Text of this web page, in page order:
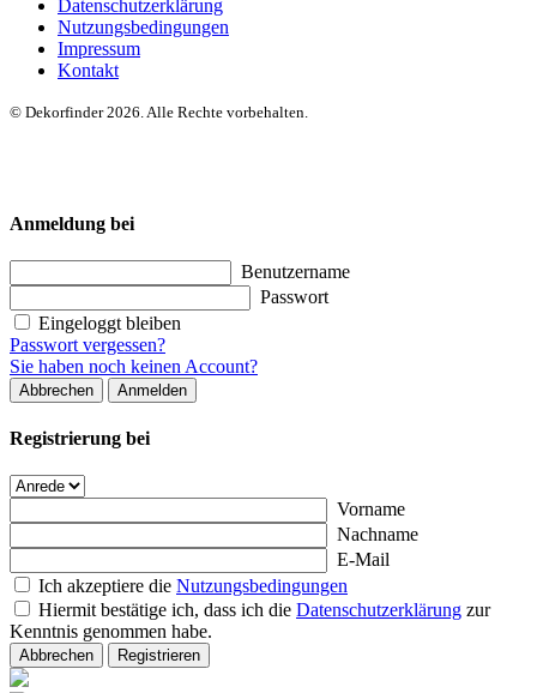
Datenschutzerklärung
Nutzungsbedingungen
Impressum
Kontakt
© Dekorfinder 2026. Alle Rechte vorbehalten.
Anmeldung bei
Benutzername
Passwort
Eingeloggt bleiben
Passwort vergessen?
Sie haben noch keinen Account?
Abbrechen Anmelden
Registrierung bei
Vorname
Nachname
E-Mail
Ich akzeptiere die Nutzungsbedingungen
Hiermit bestätige ich, dass ich die Datenschutzerklärung zur
Kenntnis genommen habe.
Abbrechen Registrieren